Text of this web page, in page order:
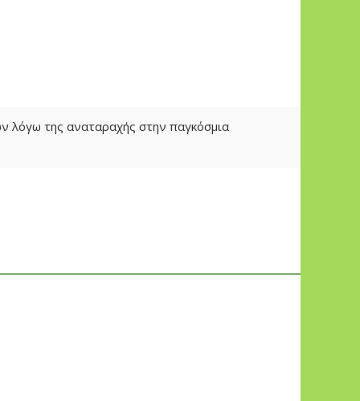
λόγω της αναταραχής στην παγκόσμια